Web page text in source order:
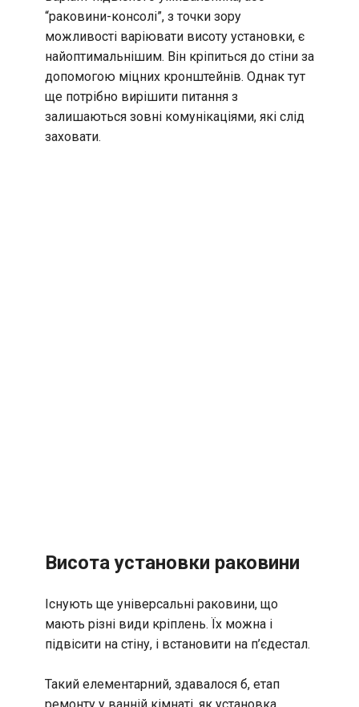
“раковини-консолі”, з точки зору
можливості варіювати висоту установки, є
найоптимальнішим. Він кріпиться до стіни за
допомогою міцних кронштейнів. Однак тут
ще потрібно вирішити питання з
залишаються зовні комунікаціями, які слід
заховати.
Висота установки раковини
Існують ще універсальні раковини, що
мають різні види кріплень. Їх можна і
підвісити на стіну, і встановити на п’єдестал.
Такий елементарний, здавалося б, етап